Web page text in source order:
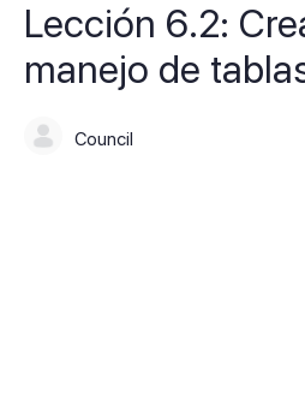
Lección 6.2:
manejo de
Council